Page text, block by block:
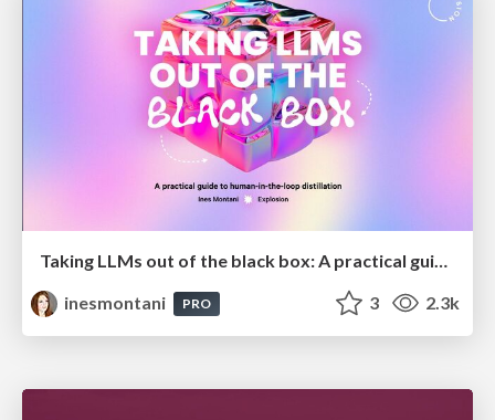
Taking LLMs out of the black box: A practical guide to human-in-the-loop distillation
inesmontani
PRO 3 2.3k